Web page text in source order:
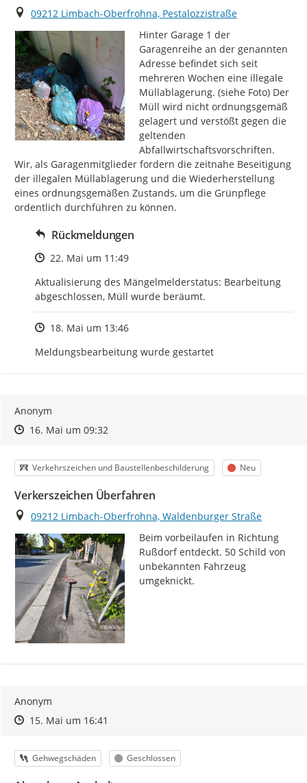
Ort
09212 Limbach-Oberfrohna, Pestalozzistraße
Hinter Garage 1 der
Garagenreihe an der genannten
Adresse befindet sich seit
mehreren Wochen eine illegale
Müllablagerung. (siehe Foto) Der
Müll wird nicht ordnungsgemäß
gelagert und verstößt gegen die
geltenden
Abfallwirtschaftsvorschriften.
Wir, als Garagenmitglieder fordern die zeitnahe Beseitigung
der illegalen Müllablagerung und die Wiederherstellung
eines ordnungsgemäßen Zustands, um die Grünpflege
ordentlich durchführen zu können.
Rückmeldungen
Zeitpunkt des Erstellens
22. Mai um 11:49
Aktualisierung des Mängelmelderstatus: Bearbeitung
abgeschlossen, Müll wurde beräumt.
Zeitpunkt des Erstellens
18. Mai um 13:46
Meldungsbearbeitung wurde gestartet
Anonym
Zeitpunkt des Erstellens
Zeitpunkt des Erstellens
16. Mai um 09:32Zur Äußerung
Kategorie
Verkehrszeichen und Baustellenbeschilderung Status
Neu
Verkerszeichen Überfahren
Ort
09212 Limbach-Oberfrohna, Waldenburger Straße
Beim vorbeilaufen in Richtung
Rußdorf entdeckt. 50 Schild von
unbekannten Fahrzeug
umgeknickt.
Anonym
Zeitpunkt des Erstellens
Zeitpunkt des Erstellens
15. Mai um 16:41
Kategorie
Gehwegschäden Status
Geschlossen